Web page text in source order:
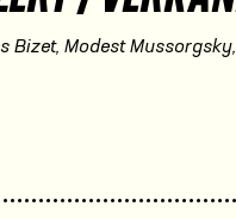
Bizet, Modest